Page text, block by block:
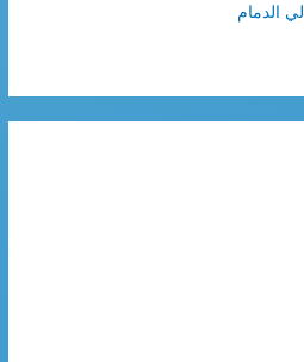
الدمام